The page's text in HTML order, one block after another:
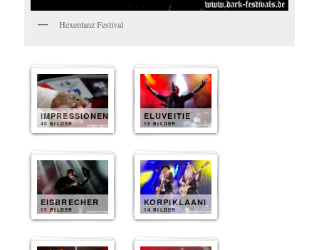
Hexentanz Festival
IMPRESSIONEN
40 BILDER
ELUVEITIE
15 BILDER
EISBRECHER
15 BILDER
KORPIKLAANI
14 BILDER